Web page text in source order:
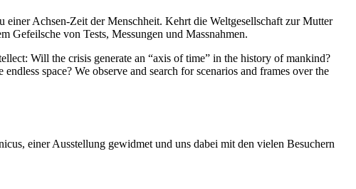
Achsen-Zeit der Menschheit. Kehrt die Weltgesellschaft zur Mutter
Gefeilsche von Tests, Messungen und Massnahmen.
Will the crisis generate an “axis of time” in the history of mankind?
space? We observe and search for scenarios and frames over the
einer Ausstellung gewidmet und uns dabei mit den vielen Besuchern